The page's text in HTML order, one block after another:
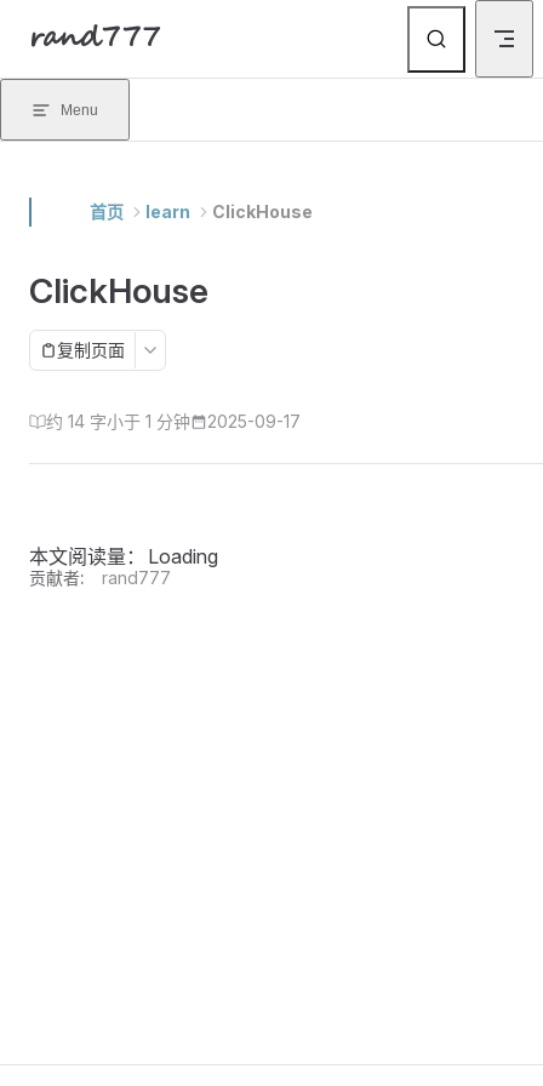
Skip to content
rand777
Menu
首页 learn ClickHouse
ClickHouse
复制页面
约 14 字小于 1 分钟 2025-09-17
本文阅读量： Loading
贡献者: rand777